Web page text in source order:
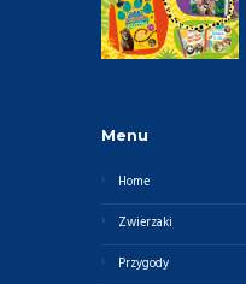
Menu
Home
Zwierzaki
Przygody